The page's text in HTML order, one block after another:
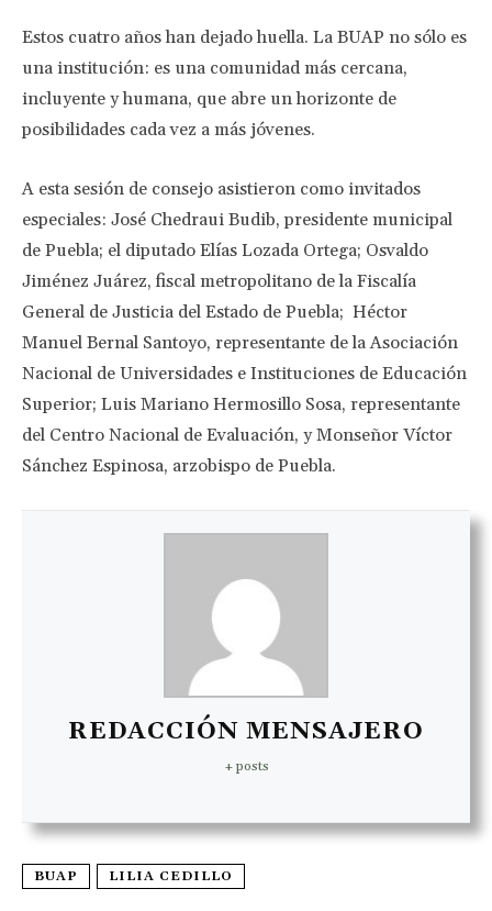
Estos cuatro años han dejado huella. La BUAP no sólo es
una institución: es una comunidad más cercana,
incluyente y humana, que abre un horizonte de
posibilidades cada vez a más jóvenes.
A esta sesión de consejo asistieron como invitados
especiales: José Chedraui Budib, presidente municipal
de Puebla; el diputado Elías Lozada Ortega; Osvaldo
Jiménez Juárez, fiscal metropolitano de la Fiscalía
General de Justicia del Estado de Puebla; Héctor
Manuel Bernal Santoyo, representante de la Asociación
Nacional de Universidades e Instituciones de Educación
Superior; Luis Mariano Hermosillo Sosa, representante
del Centro Nacional de Evaluación, y Monseñor Víctor
Sánchez Espinosa, arzobispo de Puebla.
REDACCIÓN MENSAJERO
+ posts
BUAP LILIA CEDILLO